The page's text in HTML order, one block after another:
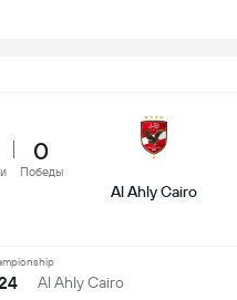
0
Победы
Al Ahly Cairo
Al Ahly Cairo